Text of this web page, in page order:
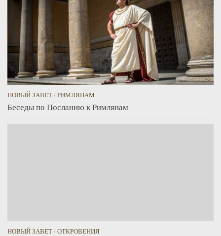
НОВЫЙ ЗАВЕТ/РИМЛЯНАМ
Беседы по Посланию к Римлянам
НОВЫЙ ЗАВЕТ/ОТКРОВЕНИЯ